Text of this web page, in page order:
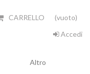
CARRELLO
(vuoto)
Accedi
Altro